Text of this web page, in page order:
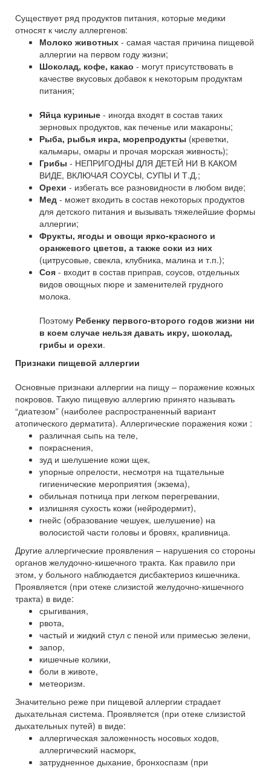
Существует ряд продуктов питания, которые медики
относят к числу аллергенов:
Молоко животных - самая частая причина пищевой
аллергии на первом году жизни;
Шоколад, кофе, какао - могут присутствовать в
качестве вкусовых добавок к некоторым продуктам
питания;
Яйца куриные - иногда входят в состав таких
зерновых продуктов, как печенье или макароны;
Рыба, рыбья икра, морепродукты (креветки,
кальмары, омары и прочая морская живность);
Грибы - НЕПРИГОДНЫ ДЛЯ ДЕТЕЙ НИ В КАКОМ
ВИДЕ, ВКЛЮЧАЯ СОУСЫ, СУПЫ И Т.Д.;
Орехи - избегать все разновидности в любом виде;
Мед - может входить в состав некоторых продуктов
для детского питания и вызывать тяжелейшие формы
аллергии;
Фрукты, ягоды и овощи ярко-красного и
оранжевого цветов, а также соки из них
(цитрусовые, свекла, клубника, малина и т.п.);
Соя - входит в состав приправ, соусов, отдельных
видов овощных пюре и заменителей грудного
молока.
Поэтому Ребенку первого-второго годов жизни ни
в коем случае нельзя давать икру, шоколад,
грибы и орехи.
Признаки пищевой аллергии
Основные признаки аллергии на пищу – поражение кожных
покровов. Такую пищевую аллергию принято называть
“диатезом” (наиболее распространенный вариант
атопического дерматита). Аллергические поражения кожи :
различная сыпь на теле,
покраснения,
зуд и шелушение кожи щек,
упорные опрелости, несмотря на тщательные
гигиенические мероприятия (экзема),
обильная потница при легком перегревании,
излишняя сухость кожи (нейродермит),
гнейс (образование чешуек, шелушение) на
волосистой части головы и бровях, крапивница.
Другие аллергические проявления – нарушения со стороны
органов желудочно-кишечного тракта. Как правило при
этом, у больного наблюдается дисбактериоз кишечника.
Проявляется (при отеке слизистой желудочно-кишечного
тракта) в виде:
срыгивания,
рвота,
частый и жидкий стул с пеной или примесью зелени,
запор,
кишечные колики,
боли в животе,
метеоризм.
Значительно реже при пищевой аллергии страдает
дыхательная система. Проявляется (при отеке слизистой
дыхательных путей) в виде:
аллергическая заложенность носовых ходов,
аллергический насморк,
затрудненное дыхание, бронхоспазм (при